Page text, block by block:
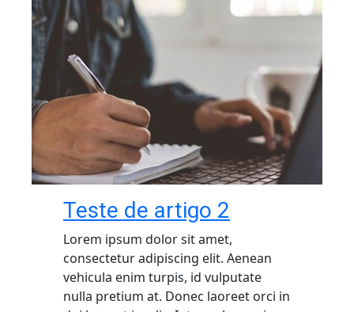
Teste de artigo 2
Lorem ipsum dolor sit amet,
consectetur adipiscing elit. Aenean
vehicula enim turpis, id vulputate
nulla pretium at. Donec laoreet orci in